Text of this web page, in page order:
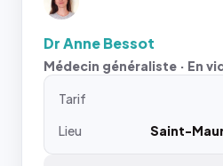
Dr Anne Bessot
Médecin généraliste · En
Tarif
Lieu
Saint-